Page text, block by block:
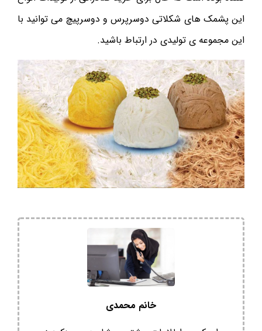
این پشمک های شکلاتی دوسرپرس و دوسرپیچ می توانید با
این مجموعه ی تولیدی در ارتباط باشید.
خانم محمدی